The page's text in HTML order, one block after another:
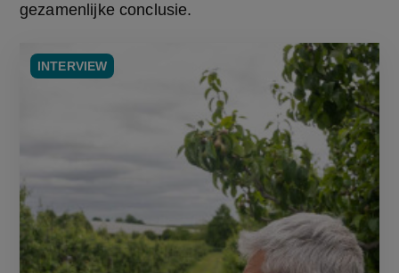
gezamenlijke conclusie.
INTERVIEW